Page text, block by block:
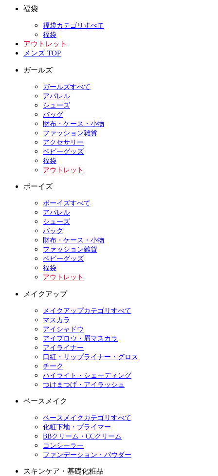
福袋
福袋カテゴリすべて
福袋
アウトレット
メンズ TOP
ガールズ
ガールズすべて
アパレル
シューズ
バッグ
財布・ケース・小物
ファッション雑貨
アクセサリー
ベビーグッズ
福袋
アウトレット
ボーイズ
ボーイズすべて
アパレル
シューズ
バッグ
財布・ケース・小物
ファッション雑貨
ベビーグッズ
福袋
アウトレット
メイクアップ
メイクアップカテゴリすべて
マスカラ
アイシャドウ
アイブロウ・眉マスカラ
アイライナー
口紅・リップライナー・グロス
チーク
ハイライト・シェーディング
つけまつげ・アイラッシュ
ベースメイク
ベースメイクカテゴリすべて
化粧下地・プライマー
BBクリーム・CCクリーム
コンシーラー
ファンデーション・パウダー
スキンケア・基礎化粧品